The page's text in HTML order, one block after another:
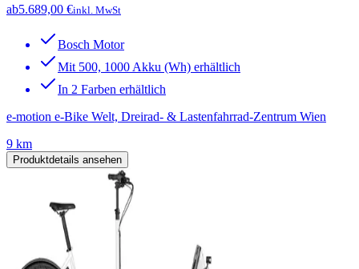
ab5.689,00 €inkl. MwSt
Bosch Motor
Mit 500, 1000 Akku (Wh) erhältlich
In 2 Farben erhältlich
e-motion e-Bike Welt, Dreirad- & Lastenfahrrad-Zentrum Wien
9 km
Produktdetails ansehen